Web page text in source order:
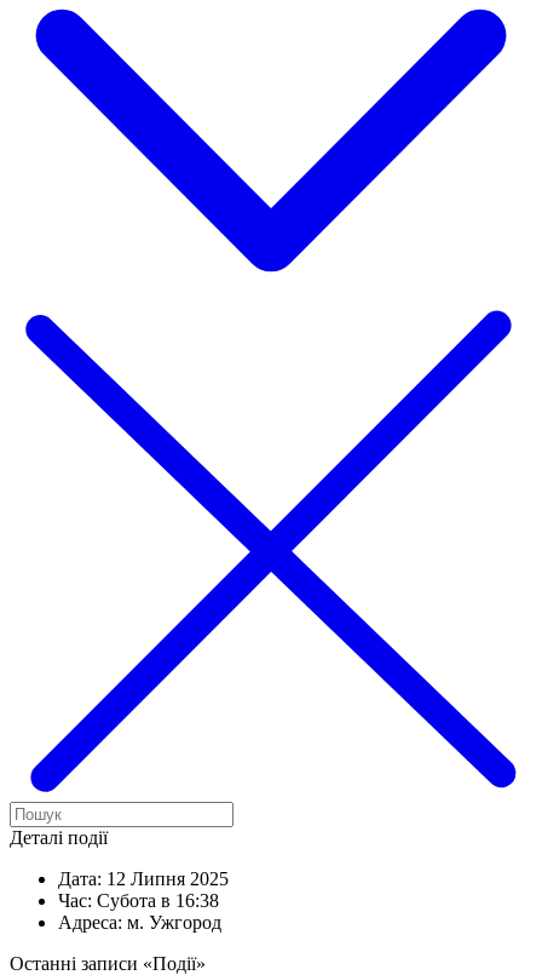
Деталі події
Дата: 12 Липня 2025
Час: Субота в 16:38
Адреса: м. Ужгород
Останні записи «Події»